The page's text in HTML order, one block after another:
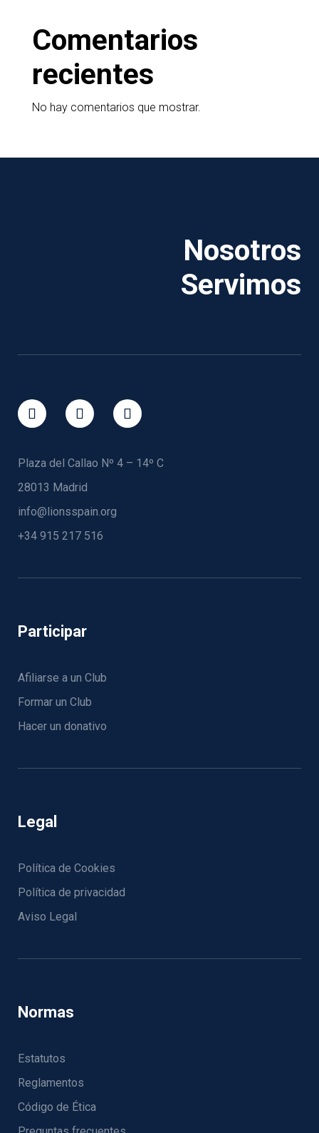
Comentarios
recientes
No hay comentarios que mostrar.
Nosotros
Servimos
Participar
Afiliarse a un Club
Formar un Club
Hacer un donativo
Legal
Política de Cookies
Política de privacidad
Aviso Legal
Normas
Estatutos
Reglamentos
Código de Ética
Plaza del Callao Nº 4 – 14º C
28013 Madrid
info@lionsspain.org
+34 915 217 516